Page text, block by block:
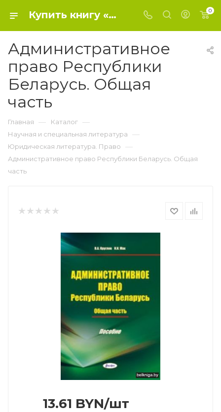
Купить книгу «Административное право Республики Беларусь. Общая часть» 2017, И. Мах - Юридическая литература. Право 0
Административное
право Республики
Беларусь. Общая
часть
Главная — Каталог —
Научная и специальная литература —
Юридическая литература. Право —
Административное право Республики Беларусь. Общая
часть
13.61 BYN/шт